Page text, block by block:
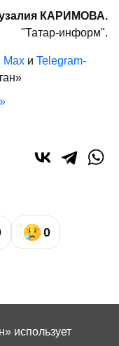
КАРИМОВА.
"Татар-информ".
Max и Telegram-
0
использует